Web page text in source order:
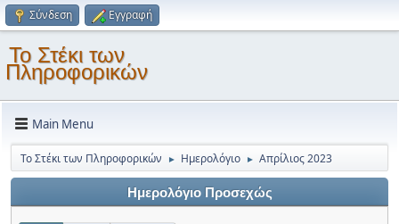
Σύνδεση Εγγραφή
Το Στέκι των
Πληροφορικών
Main Menu
Το Στέκι των Πληροφορικών ► Ημερολόγιο ► Απρίλιος 2023
Ημερολόγιο Προσεχώς